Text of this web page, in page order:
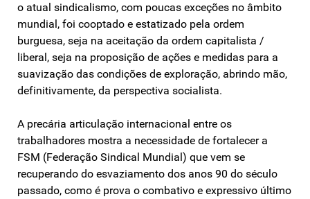
o atual sindicalismo, com poucas exceções no âmbito
mundial, foi cooptado e estatizado pela ordem
burguesa, seja na aceitação da ordem capitalista /
liberal, seja na proposição de ações e medidas para a
suavização das condições de exploração, abrindo mão,
definitivamente, da perspectiva socialista.
A precária articulação internacional entre os
trabalhadores mostra a necessidade de fortalecer a
FSM (Federação Sindical Mundial) que vem se
recuperando do esvaziamento dos anos 90 do século
passado, como é prova o combativo e expressivo último